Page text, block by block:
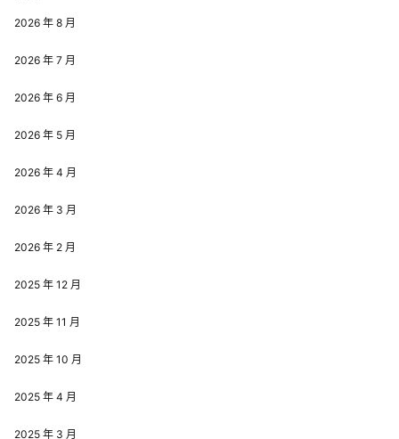
2026 年 8 月
2026 年 7 月
2026 年 6 月
2026 年 5 月
2026 年 4 月
2026 年 3 月
2026 年 2 月
2025 年 12 月
2025 年 11 月
2025 年 10 月
2025 年 4 月
2025 年 3 月